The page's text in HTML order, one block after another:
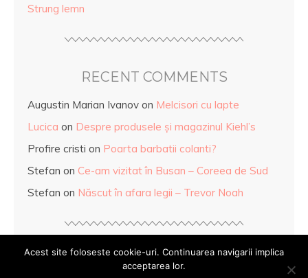
Strung lemn
RECENT COMMENTS
Augustin Marian Ivanov on Melcisori cu lapte
Lucica on Despre produsele și magazinul Kiehl’s
Profire cristi on Poarta barbatii colanti?
Stefan on Ce-am vizitat în Busan – Coreea de Sud
Stefan on Născut în afara legii – Trevor Noah
Mihaela Anghel2026. Powered by
Acest site foloseste cookie-uri. Continuarea navigarii implica
acceptarea lor.